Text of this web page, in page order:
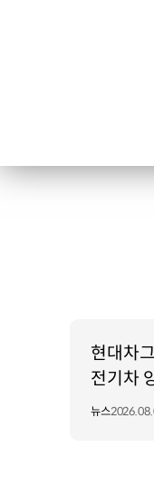
현대차그룹
전기차
뉴스